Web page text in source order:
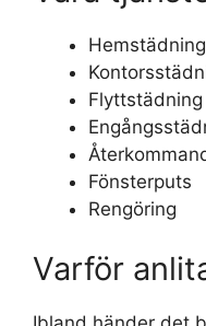
Hemstädning
Flyttstädning
Fönsterputs
Rengöring
Varför